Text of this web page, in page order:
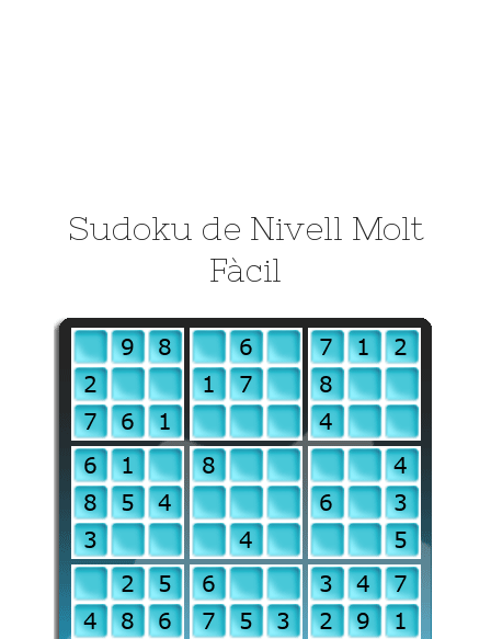
Sudoku de Nivell Molt
Fàcil